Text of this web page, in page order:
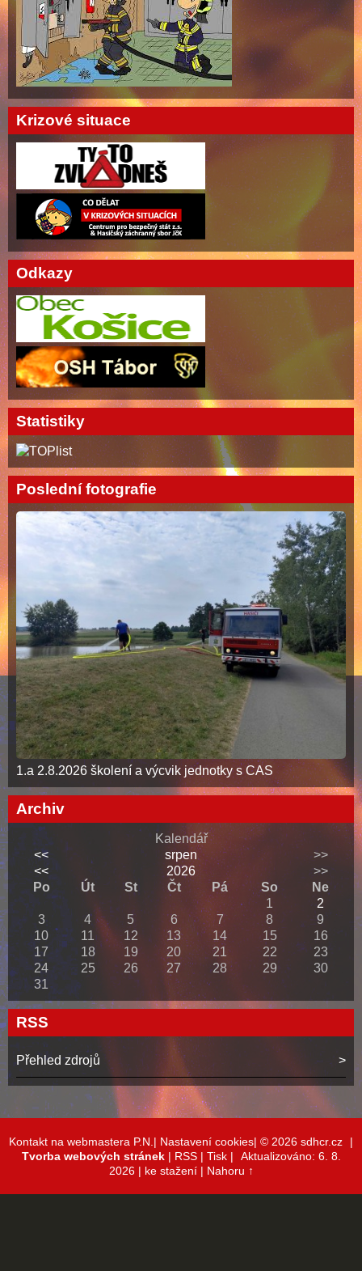
Krizové situace
Odkazy
Statistiky
Poslední fotografie
1.a 2.8.2026 školení a výcvik jednotky s CAS
Archiv
Kalendář
<<
srpen
>>
<<
2026
>>
Po
Út St Čt Pá So
Ne
1
2
3
4 5 6 7 8
9
10
11 12 13 14 15
16
17
18 19 20 21 22
23
24
25 26 27 28 29
30
31
RSS
Přehled zdrojů
Kontakt na webmastera P.N.| Nastavení cookies| © 2026 sdhcr.cz
|
Tvorba webových stránek| RSS| Tisk|
Aktualizováno: 6. 8.
2026 | ke stažení | Nahoru ↑